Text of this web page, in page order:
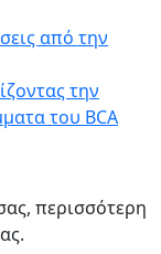
από την
την
του BCA
περισσότερη